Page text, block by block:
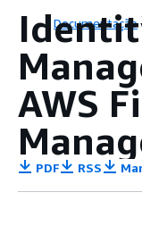
Documentação
AWS
PDF RSS